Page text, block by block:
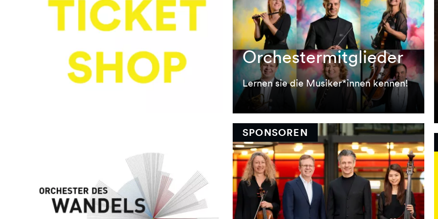
Orchestermitglieder
Lernen sie die Musiker*innen kennen!
Orchestermitglieder
Lernen sie die Musiker*innen kennen!
SPONSOREN